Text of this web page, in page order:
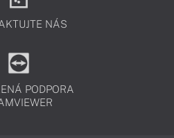
NÁS
PODPORA